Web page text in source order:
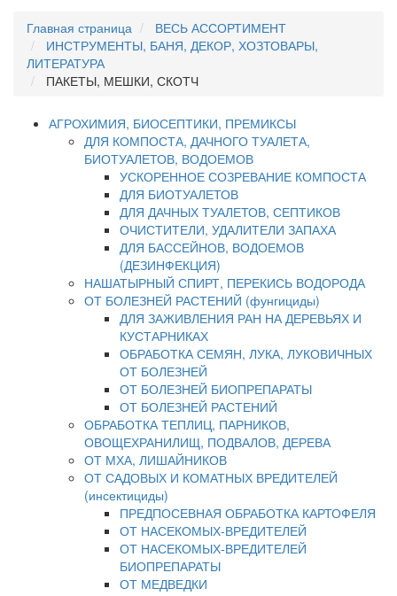
Главная страница
ВЕСЬ АССОРТИМЕНТ
ИНСТРУМЕНТЫ, БАНЯ, ДЕКОР, ХОЗТОВАРЫ,
ЛИТЕРАТУРА
ПАКЕТЫ, МЕШКИ, СКОТЧ
АГРОХИМИЯ, БИОСЕПТИКИ, ПРЕМИКСЫ
ДЛЯ КОМПОСТА, ДАЧНОГО ТУАЛЕТА,
БИОТУАЛЕТОВ, ВОДОЕМОВ
УСКОРЕННОЕ СОЗРЕВАНИЕ КОМПОСТА
ДЛЯ БИОТУАЛЕТОВ
ДЛЯ ДАЧНЫХ ТУАЛЕТОВ, СЕПТИКОВ
ОЧИСТИТЕЛИ, УДАЛИТЕЛИ ЗАПАХА
ДЛЯ БАССЕЙНОВ, ВОДОЕМОВ
(ДЕЗИНФЕКЦИЯ)
НАШАТЫРНЫЙ СПИРТ, ПЕРЕКИСЬ ВОДОРОДА
ОТ БОЛЕЗНЕЙ РАСТЕНИЙ (фунгициды)
ДЛЯ ЗАЖИВЛЕНИЯ РАН НА ДЕРЕВЬЯХ И
КУСТАРНИКАХ
ОБРАБОТКА СЕМЯН, ЛУКА, ЛУКОВИЧНЫХ
ОТ БОЛЕЗНЕЙ
ОТ БОЛЕЗНЕЙ БИОПРЕПАРАТЫ
ОТ БОЛЕЗНЕЙ РАСТЕНИЙ
ОБРАБОТКА ТЕПЛИЦ, ПАРНИКОВ,
ОВОЩЕХРАНИЛИЩ, ПОДВАЛОВ, ДЕРЕВА
ОТ МХА, ЛИШАЙНИКОВ
ОТ САДОВЫХ И КОМАТНЫХ ВРЕДИТЕЛЕЙ
(инсектициды)
ПРЕДПОСЕВНАЯ ОБРАБОТКА КАРТОФЕЛЯ
ОТ НАСЕКОМЫХ-ВРЕДИТЕЛЕЙ
ОТ НАСЕКОМЫХ-ВРЕДИТЕЛЕЙ
БИОПРЕПАРАТЫ
ОТ МЕДВЕДКИ